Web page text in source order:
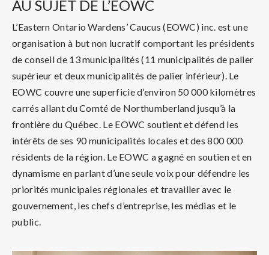
AU SUJET DE L’EOWC
L’Eastern Ontario Wardens’ Caucus (EOWC) inc. est une
organisation à but non lucratif comportant les présidents
de conseil de 13 municipalités (11 municipalités de palier
supérieur et deux municipalités de palier inférieur). Le
EOWC couvre une superficie d’environ 50 000 kilomètres
carrés allant du Comté de Northumberland jusqu’à la
frontière du Québec. Le EOWC soutient et défend les
intérêts de ses 90 municipalités locales et des 800 000
résidents de la région. Le EOWC a gagné en soutien et en
dynamisme en parlant d’une seule voix pour défendre les
priorités municipales régionales et travailler avec le
gouvernement, les chefs d’entreprise, les médias et le
public.